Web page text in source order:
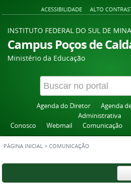
ACESSIBILIDADE ALTO
INSTITUTO FEDERAL DO SUL DE
Campus Poços de
Ministério da Educação
Agenda do Diretor Agenda
Administrativa
Conosco
Webmail Comunicação
PÁGINA INICIAL > COMUNICAÇÃO